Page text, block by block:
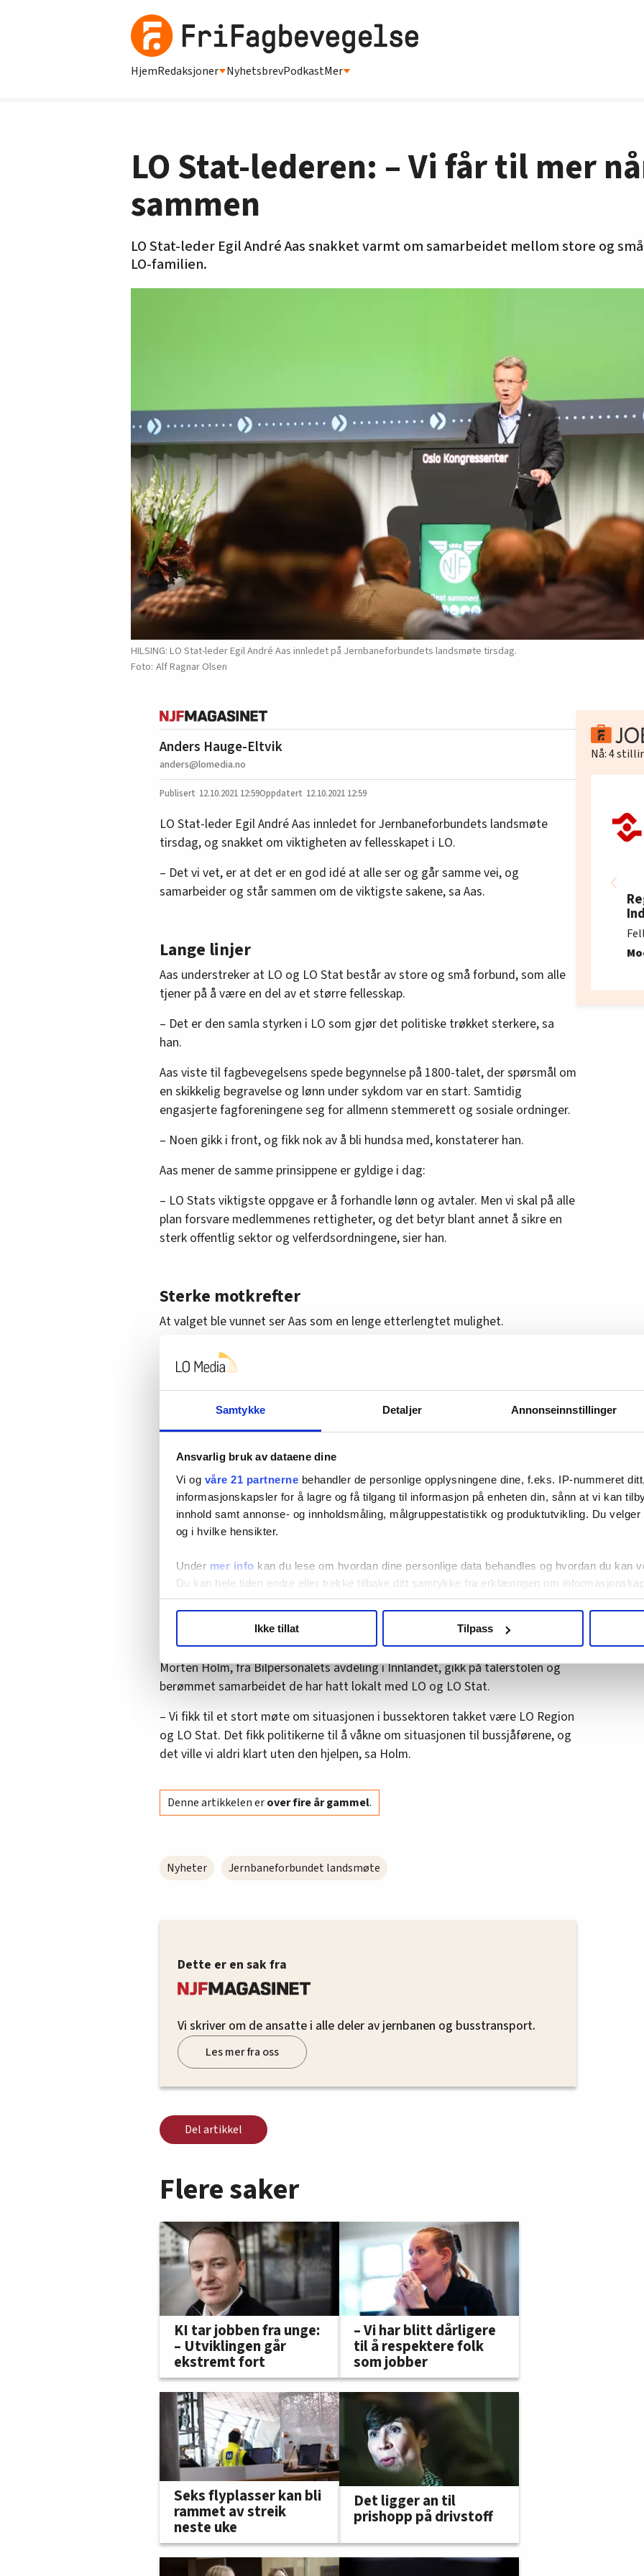
Samtykke Detaljer Annonseinnstillinger
Ansvarlig bruk av dataene dine
Vi og våre 21 partnerne behandler de personlige opplysningene dine, f.eks. IP-nummeret
informasjonskapsler for å lagre og få tilgang til informasjon på enheten din, sånn at vi kan
innhold samt annonse- og innholdsmåling, målgruppestatistikk og produktutvikling. Du
og i hvilke hensikter.
Under mer info kan du lese om hvordan dine personlige data behandles og hvordan du kan
Du kan hele tiden endre eller trekke tilbake ditt samtykke fra erklæringen om
hvordan våre nettsider blir brukt slik at vi tilby relevant innhold, tilpassede annonser og
annonsering. Disse er angitt i oversikten lengre ned på denne siden.
Ikke tillat Tilpass
HjemRedaksjoner NyhetsbrevPodkastMer
LO Stat-lederen: – Vi får til mer
sammen
LO Stat-leder Egil André Aas snakket varmt om samarbeidet mellom store og
LO-familien.
HILSING: LO Stat-leder Egil André Aas innledet på Jernbaneforbundets landsmøte tirsdag.
Alf Ragnar Olsen
Anders Hauge-Eltvik
anders@lomedia.no
12.10.2021 12:59 12.10.2021 12:59
LO Stat-leder Egil André Aas innledet for Jernbaneforbundets landsmøte
tirsdag, og snakket om viktigheten av fellesskapet i LO.
– Det vi vet, er at det er en god idé at alle ser og går samme vei, og
samarbeider og står sammen om de viktigste sakene, sa Aas.
Lange linjer
Aas understreker at LO og LO Stat består av store og små forbund, som alle
tjener på å være en del av et større fellesskap.
– Det er den samla styrken i LO som gjør det politiske trøkket sterkere, sa
han.
Aas viste til fagbevegelsens spede begynnelse på 1800-talet, der spørsmål om
en skikkelig begravelse og lønn under sykdom var en start. Samtidig
engasjerte fagforeningene seg for allmenn stemmerett og sosiale ordninger.
– Noen gikk i front, og fikk nok av å bli hundsa med, konstaterer han.
Aas mener de samme prinsippene er gyldige i dag:
– LO Stats viktigste oppgave er å forhandle lønn og avtaler. Men vi skal på alle
plan forsvare medlemmenes rettigheter, og det betyr blant annet å sikre en
sterk offentlig sektor og velferdsordningene, sier han.
Sterke motkrefter
At valget ble vunnet ser Aas som en lenge etterlengtet mulighet.
– Vi får nå en regjering og flertall på Stortinget som lytter. Vi har styrke til å
sette vanlige folk øverst på pallen, sier han.
– Ingenting kommer av seg selv, og vi vet at ingenting er hogd i stein. Heller
ikke velferdsstaten. Det er krefter som vil demontere vårt fremste fortrinn,
nemlig et samfunn der vi står i øyehøyde med hverandre, sier han.
Samarbeid
som Jernbanepakke 4 og jernbanereformen.
– Vi har brukt mye krefter på å jobbe fram alternativer til regjeringa sitt
ideologiske eksperiment. Nå får vi en regjering som vil noe med jernbanen, og
sammen sitter vi med framtidens jernbanepolitikk allerede, fastslår han.
Morten Holm, fra Bilpersonalets avdeling i Innlandet, gikk på talerstolen og
berømmet samarbeidet de har hatt lokalt med LO og LO Stat.
– Vi fikk til et stort møte om situasjonen i bussektoren takket være LO Region
og LO Stat. Det fikk politikerne til å våkne om situasjonen til bussjåførene, og
det ville vi aldri klart uten den hjelpen, sa Holm.
Denne artikkelen erover fire år gammel.
Nyheter Jernbaneforbundet landsmøte
Dette er en sak fra
Vi skriver om de ansatte i alle deler av jernbanen og busstransport.
Les mer fra oss
Del artikkel
Flere saker
KI tar jobben fra unge:
– Utviklingen går
ekstremt fort
– Vi har blitt dårligere
til å respektere folk
som jobber
Seks flyplasser kan bli
rammet av streik
neste uke
Det ligger an til
prishopp på drivstoff
Nå:4